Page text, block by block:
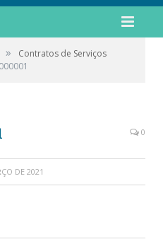
»
Contratos de Serviços
0
DE 2021